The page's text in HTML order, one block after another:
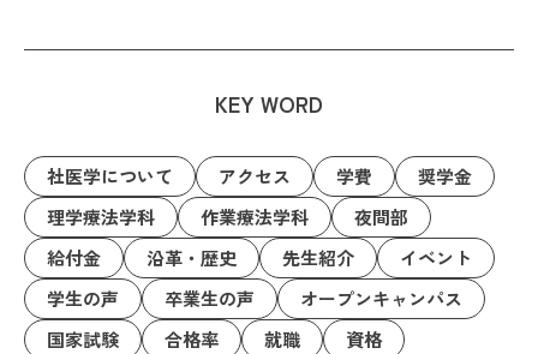
KEY WORD
社医学について アクセス 学費
奨学金
理学療法学科
作業療法学科
夜間部
給付金
沿革・歴史 先生紹介
イベント
学生の声
卒業生の声
オープンキャンパス
国家試験
合格率 就職
資格